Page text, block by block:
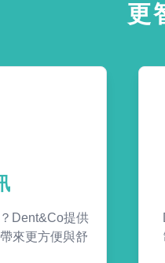
更
Dent&Co提供
來更方便與舒